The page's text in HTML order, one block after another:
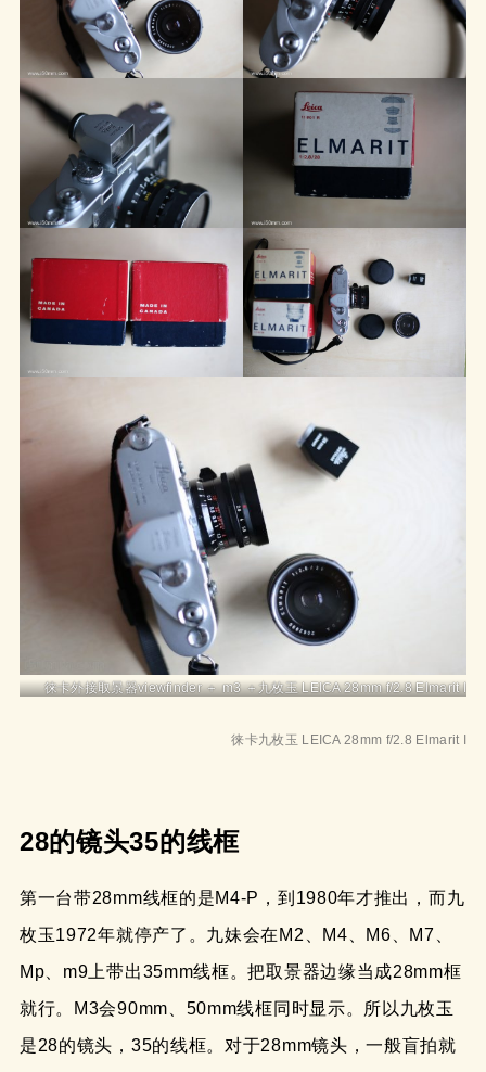
徕卡外接取景器viewfinder ＋ m3 ＋九枚玉 LEICA 28mm f/2.8 Elmarit I
徕卡九枚玉 LEICA 28mm f/2.8 Elmarit I
28的镜头35的线框
第一台带28mm线框的是M4-P，到1980年才推出，而九
枚玉1972年就停产了。九妹会在M2、M4、M6、M7、
Mp、m9上带出35mm线框。把取景器边缘当成28mm框
就行。M3会90mm、50mm线框同时显示。所以九枚玉
是28的镜头，35的线框。对于28mm镜头，一般盲拍就